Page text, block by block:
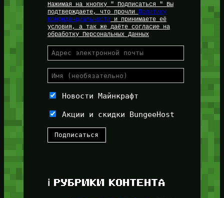
Нажимая на кнопку " Подписаться " Вы
подтверждаете, что прочли Политику
Конфиденциальностии принимаете её
условия, а так же даёте согласие на
обработку Персональных Данных
Новости Майнкрафт
Акции и скидки BungeeHost
ℹ️ РУБРИКИ КОНТЕНТА